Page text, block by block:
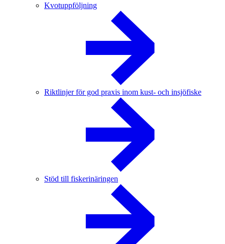
Kvotuppföljning
Riktlinjer för god praxis inom kust- och insjöfiske
Stöd till fiskerinäringen